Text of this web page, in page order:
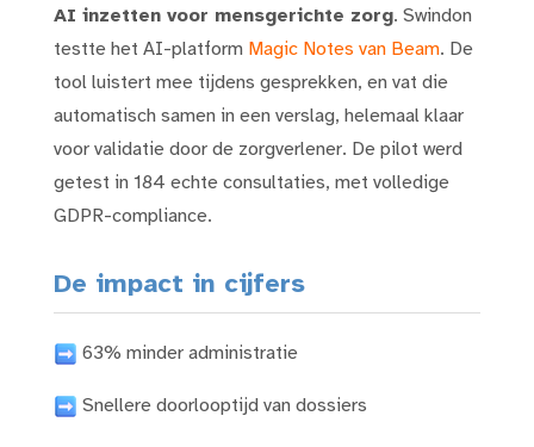
AI inzetten voor mensgerichte zorg. Swindon
testte het AI-platform Magic Notes van Beam. De
tool luistert mee tijdens gesprekken, en vat die
automatisch samen in een verslag, helemaal klaar
voor validatie door de zorgverlener. De pilot werd
getest in 184 echte consultaties, met volledige
GDPR-compliance.
De impact in cijfers
63% minder administratie
Snellere doorlooptijd van dossiers